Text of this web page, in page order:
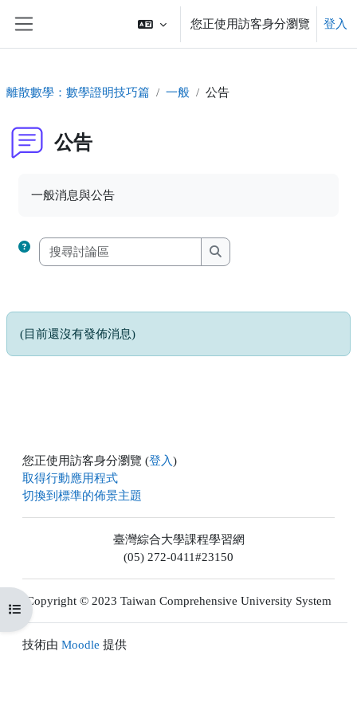
您正使用訪客身分瀏覽 登入
開啟課程索引
離散數學：數學證明技巧篇 一般 公告
公告
一般消息與公告
搜尋討論區
搜尋討論區
(目前還沒有發佈消息)
您正使用訪客身分瀏覽 (登入)
取得行動應用程式
切換到標準的佈景主題
臺灣綜合大學課程學習網
(05) 272-0411#23150
Copyright © 2023 Taiwan Comprehensive University System
技術由 Moodle 提供